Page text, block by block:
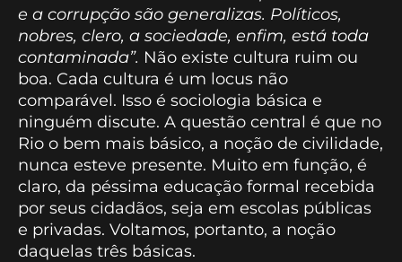
e a corrupção são generalizas. Políticos,
nobres, clero, a sociedade, enfim, está toda
contaminada”. Não existe cultura ruim ou
boa. Cada cultura é um locus não
comparável. Isso é sociologia básica e
ninguém discute. A questão central é que no
Rio o bem mais básico, a noção de civilidade,
nunca esteve presente. Muito em função, é
claro, da péssima educação formal recebida
por seus cidadãos, seja em escolas públicas
e privadas. Voltamos, portanto, a noção
daquelas três básicas.